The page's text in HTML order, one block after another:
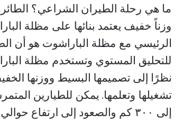
ما هي رحلة الطيران الشراعي؟
وزناً خفيف يعتمد بنائها على مظلة
الرئيسي مع مظلة الباراشوت هو أن
للتحليق المستوي وتستخدم مظلة
نظرًا إلى تصميمها البسيط ووزنها
تشغيلها وتعلمها. يمكن للطيارين
إلى ٣٠٠ كم والصعود إلى ارتفاع حوالي ٤٠٠٠ متر.